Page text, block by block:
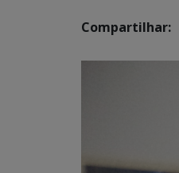
Compartilhar: